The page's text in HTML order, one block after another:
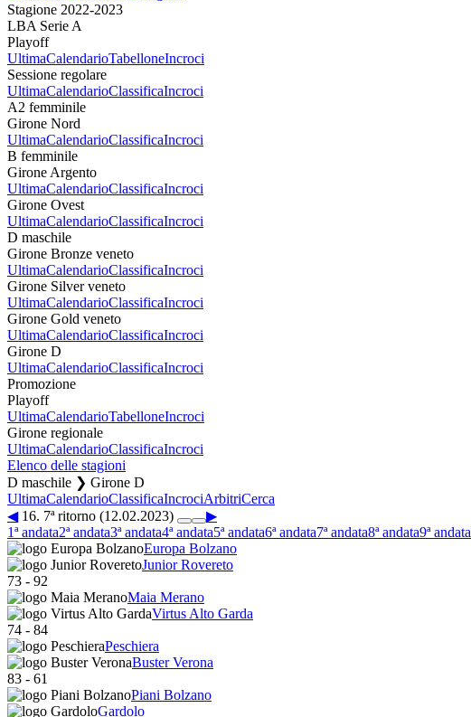
Stagione 2022-2023
LBA Serie A
Playoff
UltimaCalendarioTabelloneIncroci
Sessione regolare
UltimaCalendarioClassificaIncroci
A2 femminile
Girone Nord
UltimaCalendarioClassificaIncroci
B femminile
Girone Argento
UltimaCalendarioClassificaIncroci
Girone Ovest
UltimaCalendarioClassificaIncroci
D maschile
Girone Bronze veneto
UltimaCalendarioClassificaIncroci
Girone Silver veneto
UltimaCalendarioClassificaIncroci
Girone Gold veneto
UltimaCalendarioClassificaIncroci
Girone D
UltimaCalendarioClassificaIncroci
Promozione
Playoff
UltimaCalendarioTabelloneIncroci
Girone regionale
UltimaCalendarioClassificaIncroci
Elenco delle stagioni
D maschile ❯ Girone D
UltimaCalendarioClassificaIncrociArbitriCerca
◀16. 7ª ritorno (12.02.2023)
▶
1ª andata2ª andata3ª andata4ª andata5ª andata6ª andata7ª andata8ª andata9ª andata
Europa Bolzano
Junior Rovereto
73 - 92
Maia Merano
Virtus Alto Garda
74 - 84
Peschiera
Buster Verona
83 - 61
Piani Bolzano
Gardolo